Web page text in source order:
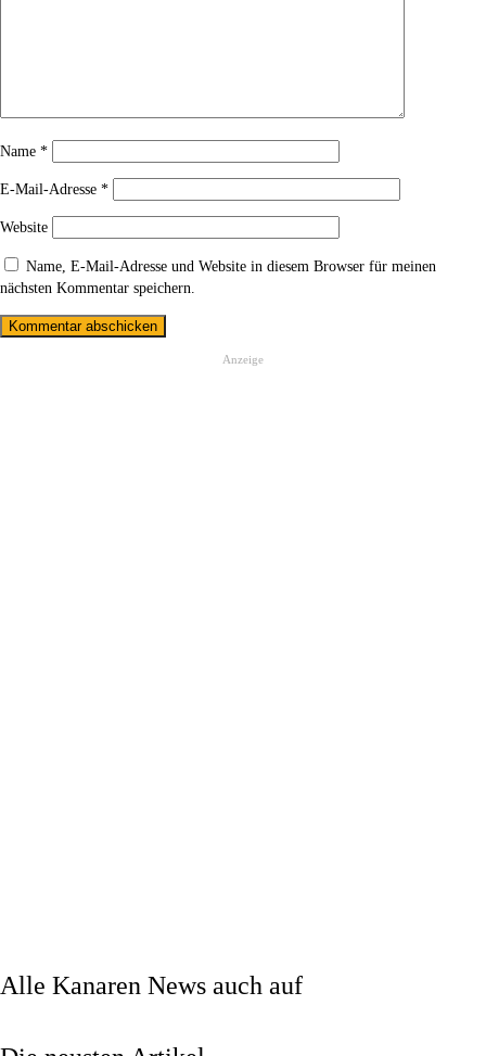
Name *
E-Mail-Adresse *
Website
Name, E-Mail-Adresse und Website in diesem Browser für meinen
nächsten Kommentar speichern.
Anzeige
Alle Kanaren News auch auf